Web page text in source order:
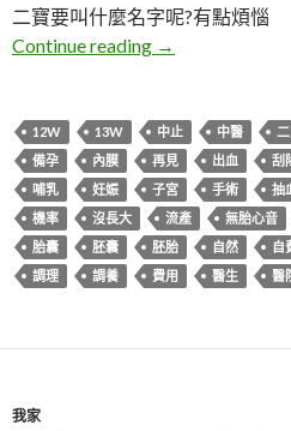
二寶要叫什麼名字呢?有點煩惱
Continue reading 再見。二寶
→
12W 13W 中止 中醫
備孕
內膜 再見 出血 刮
哺乳
妊娠 子宮 手術 抽
機率
沒長大 流產 無胎心音
胎囊
胚囊 胚胎 自然 自
調理
調養 費用 醫生 醫
我家